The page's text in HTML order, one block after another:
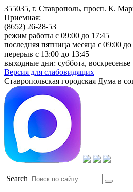
355035, г. Ставрополь, просп. К.
Приемная:
(8652) 26-28-53
режим работы с 09:00 до 17:45
последняя пятница месяца с 09:00
перерыв с 13:00 до 13:45
выходные дни: суббота, воскресенье
Версия для слабовидящих
Ставропольская городская Дума в
Search